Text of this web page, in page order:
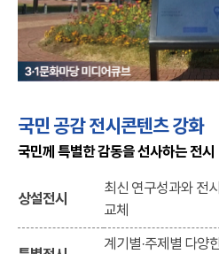
국민 공감 전시콘텐츠 강화
국민께 특별한 감동을 선사하는 전시
상설전시
최신 연구성과와 전
교체
계기별·주제별 다양